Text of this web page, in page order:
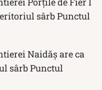
sârb Punctul
Naidăș are ca
sârb Punctul